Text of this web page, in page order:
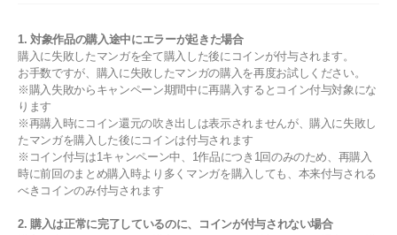
1. 対象作品の購入途中にエラーが起きた場合
購入に失敗したマンガを全て購入した後にコインが付与されます。
お手数ですが、購入に失敗したマンガの購入を再度お試しください。
※購入失敗からキャンペーン期間中に再購入するとコイン付与対象にな
ります
※再購入時にコイン還元の吹き出しは表示されませんが、購入に失敗し
たマンガを購入した後にコインは付与されます
※コイン付与は1キャンペーン中、1作品につき1回のみのため、再購入
時に前回のまとめ購入時より多くマンガを購入しても、本来付与される
べきコインのみ付与されます
2. 購入は正常に完了しているのに、コインが付与されない場合